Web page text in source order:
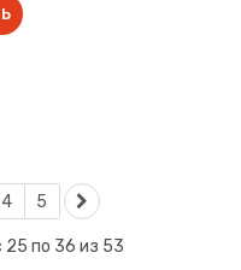
4 5
25 по 36 из 53